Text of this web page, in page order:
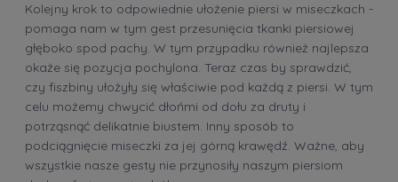
Kolejny krok to odpowiednie ułożenie piersi w miseczkach -
pomaga nam w tym gest przesunięcia tkanki piersiowej
głęboko spod pachy. W tym przypadku również najlepsza
okaże się pozycja pochylona. Teraz czas by sprawdzić,
czy fiszbiny ułożyły się właściwie pod każdą z piersi. W tym
celu możemy chwycić dłońmi od dołu za druty i
potrząsnąć delikatnie biustem. Inny sposób to
podciągnięcie miseczki za jej górną krawędź. Ważne, aby
wszystkie nasze gesty nie przynosiły naszym piersiom